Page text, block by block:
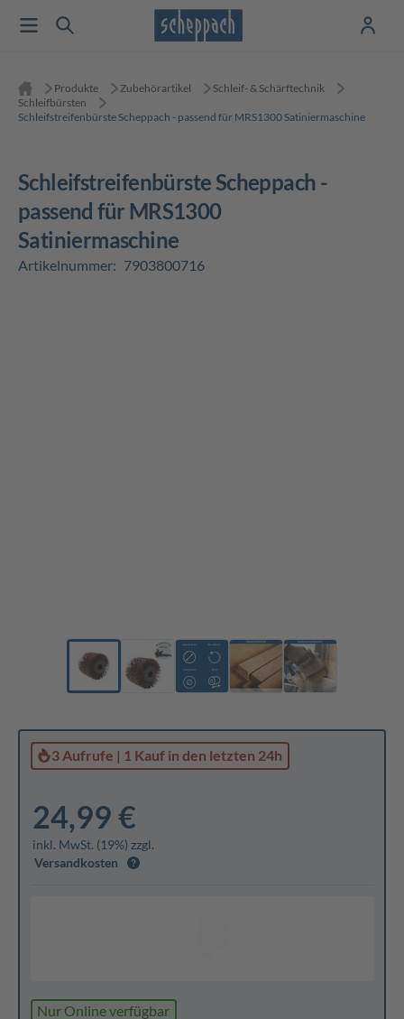
Produkte Zubehörartikel
Schleif- & Schärftechnik
Schleifbürsten
Schleifstreifenbürste Scheppach - passend für MRS1300 Satiniermaschine
Schleifstreifenbürste Scheppach -
passend für MRS1300
Satiniermaschine
Artikelnummer: 7903800716
3 Aufrufe | 1 Kauf in den letzten 24h
24,99 €
inkl. MwSt. (19%) zzgl.
Versandkosten
Nur Online verfügbar